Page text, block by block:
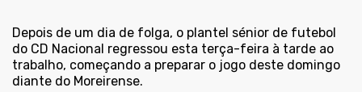
Depois de um dia de folga, o plantel sénior de futebol
do CD Nacional regressou esta terça-feira à tarde ao
trabalho, começando a preparar o jogo deste domingo
diante do Moreirense.